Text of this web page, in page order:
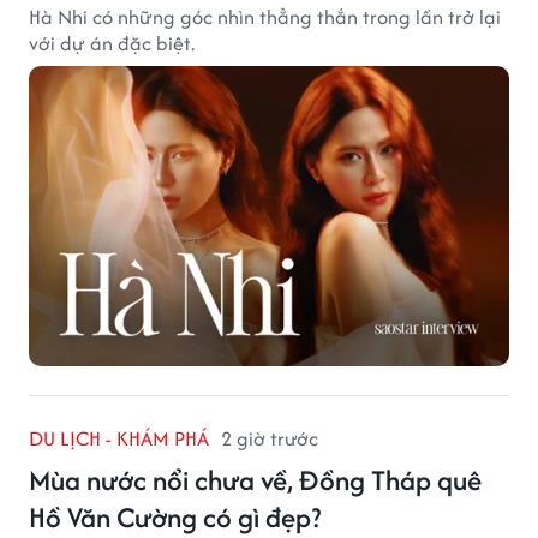
Hà Nhi có những góc nhìn thẳng thắn trong lần trở lại
với dự án đặc biệt.
DU LỊCH - KHÁM PHÁ 2 giờ trước
Mùa nước nổi chưa về, Đồng Tháp quê
Hồ Văn Cường có gì đẹp?